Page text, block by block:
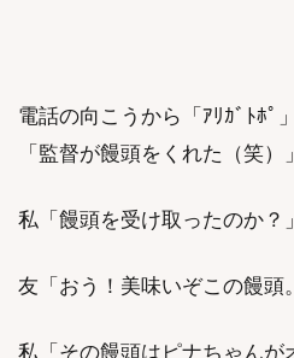
電話の向こうから「ｱﾘｶﾞﾄﾎﾟ
「監督が饅頭をくれた（笑）
私「饅頭を受け取ったのか？」
友「おう！美味いぞこの饅頭
私「その饅頭はピナちゃんが